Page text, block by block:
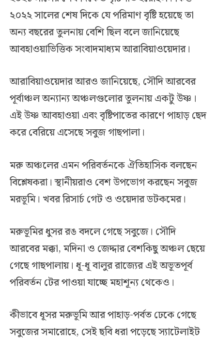
২০২২ সালের শেষ দিকে যে পরিমাণ বৃষ্টি হয়েছে তা
অন্য বছরের তুলনায় বেশি ছিল বলে জানিয়েছে
আবহাওয়াভিত্তিক সংবাদমাধ্যম আরাবিয়াওয়েদার।
আরাবিয়াওয়েদার আরও জানিয়েছে, সৌদি আরবের
পূর্বাঞ্চল অন্যান্য অঞ্চলগুলোর তুলনায় একটু উষ্ণ।
এই উষ্ণ আবহাওয়া এবং বৃষ্টিপাতের কারণে পাহাড় ছেদ
করে বেরিয়ে এসেছে সবুজ গাছপালা।
মরু অঞ্চলের এমন পরিবর্তনকে ঐতিহাসিক বলছেন
বিশ্লেষকরা। স্থানীয়রাও বেশ উপভোগ করছেন সবুজ
মরভূমি। খবর রিসার্চ গেট ও ওয়েদার ডটকমের।
মরুভূমির ধুসর রঙ বদলে গেছে সবুজে। সৌদি
আরবের মক্কা, মদিনা ও জেদ্দার বেশকিছু অঞ্চল ছেয়ে
গেছে গাছপালায়। ধূ-ধূ বালুর রাজ্যের এই অভূতপূর্ব
পরিবর্তন টের পাওয়া যাচ্ছে মহাশূন্য থেকেও।
কীভাবে ধূসর মরুভূমি আর পাহাড়-পর্বত ঢেকে গেছে
সবুজের সমারোহে, সেই ছবি ধরা পড়েছে স্যাটেলাইট